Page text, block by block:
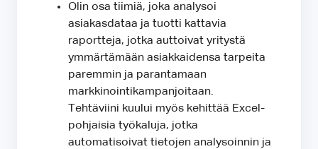
Olin osa tiimiä, joka analysoi
asiakasdataa ja tuotti kattavia
raportteja, jotka auttoivat yritystä
ymmärtämään asiakkaidensa tarpeita
paremmin ja parantamaan
markkinointikampanjoitaan.
Tehtäviini kuului myös kehittää Excel-
pohjaisia työkaluja, jotka
automatisoivat tietojen analysoinnin ja